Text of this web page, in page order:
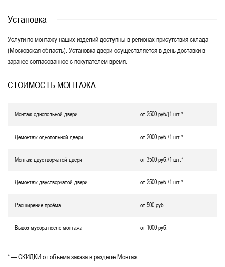
Установка
Услуги по монтажу наших изделий доступны в регионах присутствия склада
(Московская область). Установка двери осуществляется в день доставки в
заранее согласованное с покупателем время.
СТОИМОСТЬ МОНТАЖА
Монтаж однопольной двери от 2500 руб/|1 шт.*
Демонтаж однопольной двери от 2000 руб./1 шт.*
Монтаж двустворчатой двери от 3500 руб./1 шт.*
Демонтаж двустворчатой двери от 2500 руб./1 шт.*
Расширение проёма от 500 руб.
Вывоз мусора после монтажа от 1000 руб.
* — СКИДКИ от объёма заказа в разделе Монтаж